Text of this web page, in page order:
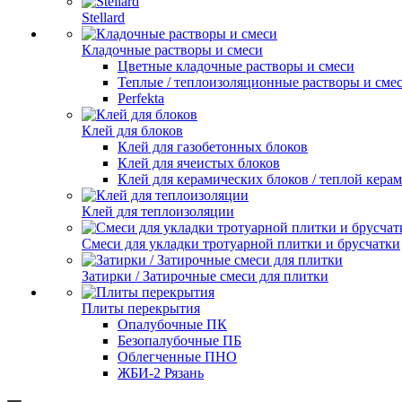
Stellard
Кладочные растворы и смеси
Цветные кладочные растворы и смеси
Теплые / теплоизоляционные растворы и
Perfekta
Клей для блоков
Клей для газобетонных блоков
Клей для ячеистых блоков
Клей для керамических блоков / теплой
Клей для теплоизоляции
Смеси для укладки тротуарной плитки и брусчатки
Затирки / Затирочные смеси для плитки
Плиты перекрытия
Опалубочные ПК
Безопалубочные ПБ
Облегченные ПНО
ЖБИ-2 Рязань